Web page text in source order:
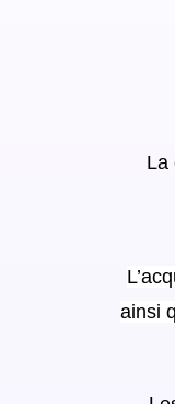
La
ainsi